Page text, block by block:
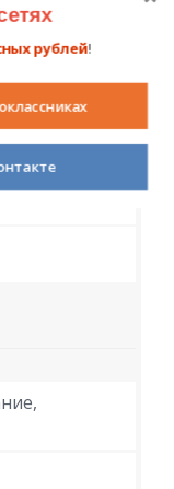
рублей!